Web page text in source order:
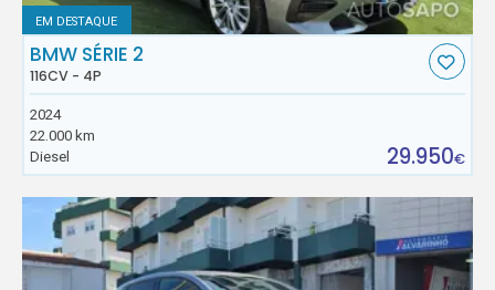
EM DESTAQUE
BMW SÉRIE 2
116CV - 4P
2024
22.000 km
Diesel
29.950€